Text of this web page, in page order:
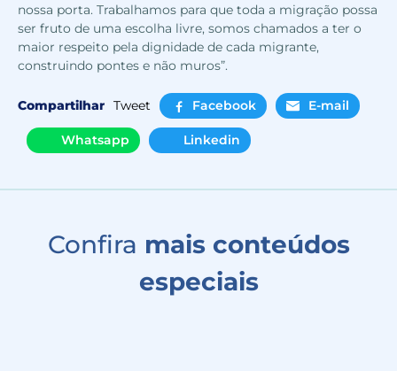
nossa porta. Trabalhamos para que toda a migração possa
ser fruto de uma escolha livre, somos chamados a ter o
maior respeito pela dignidade de cada migrante,
construindo pontes e não muros”.
Compartilhar Tweet Facebook E-mail
Whatsapp Linkedin
Confira mais conteúdos
especiais